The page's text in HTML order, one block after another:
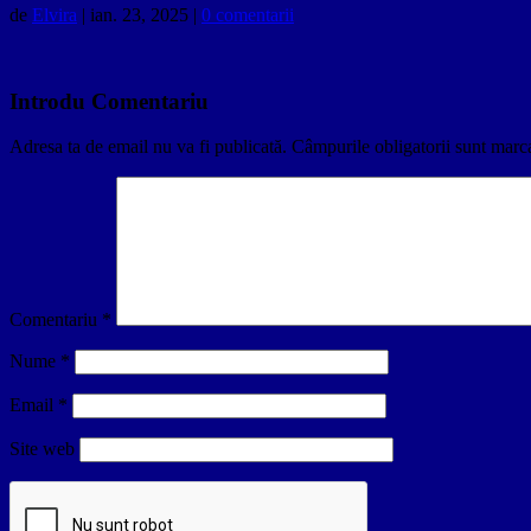
de Elvira | ian. 23, 2025 | 0 comentarii
Introdu Comentariu
Adresa ta de email nu va fi publicată. Câmpurile obligatorii sunt
Comentariu *
Nume *
Email *
Site web